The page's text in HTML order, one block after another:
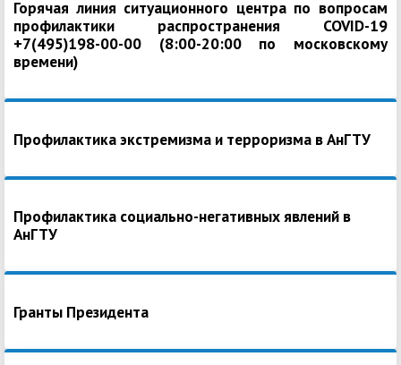
Горячая линия ситуационного центра по вопросам
профилактики распространения COVID-19
+7(495)198-00-00 (8:00-20:00 по московскому
времени)
Профилактика экстремизма и терроризма в АнГТУ
Профилактика социально-негативных явлений в
АнГТУ
Гранты Президента